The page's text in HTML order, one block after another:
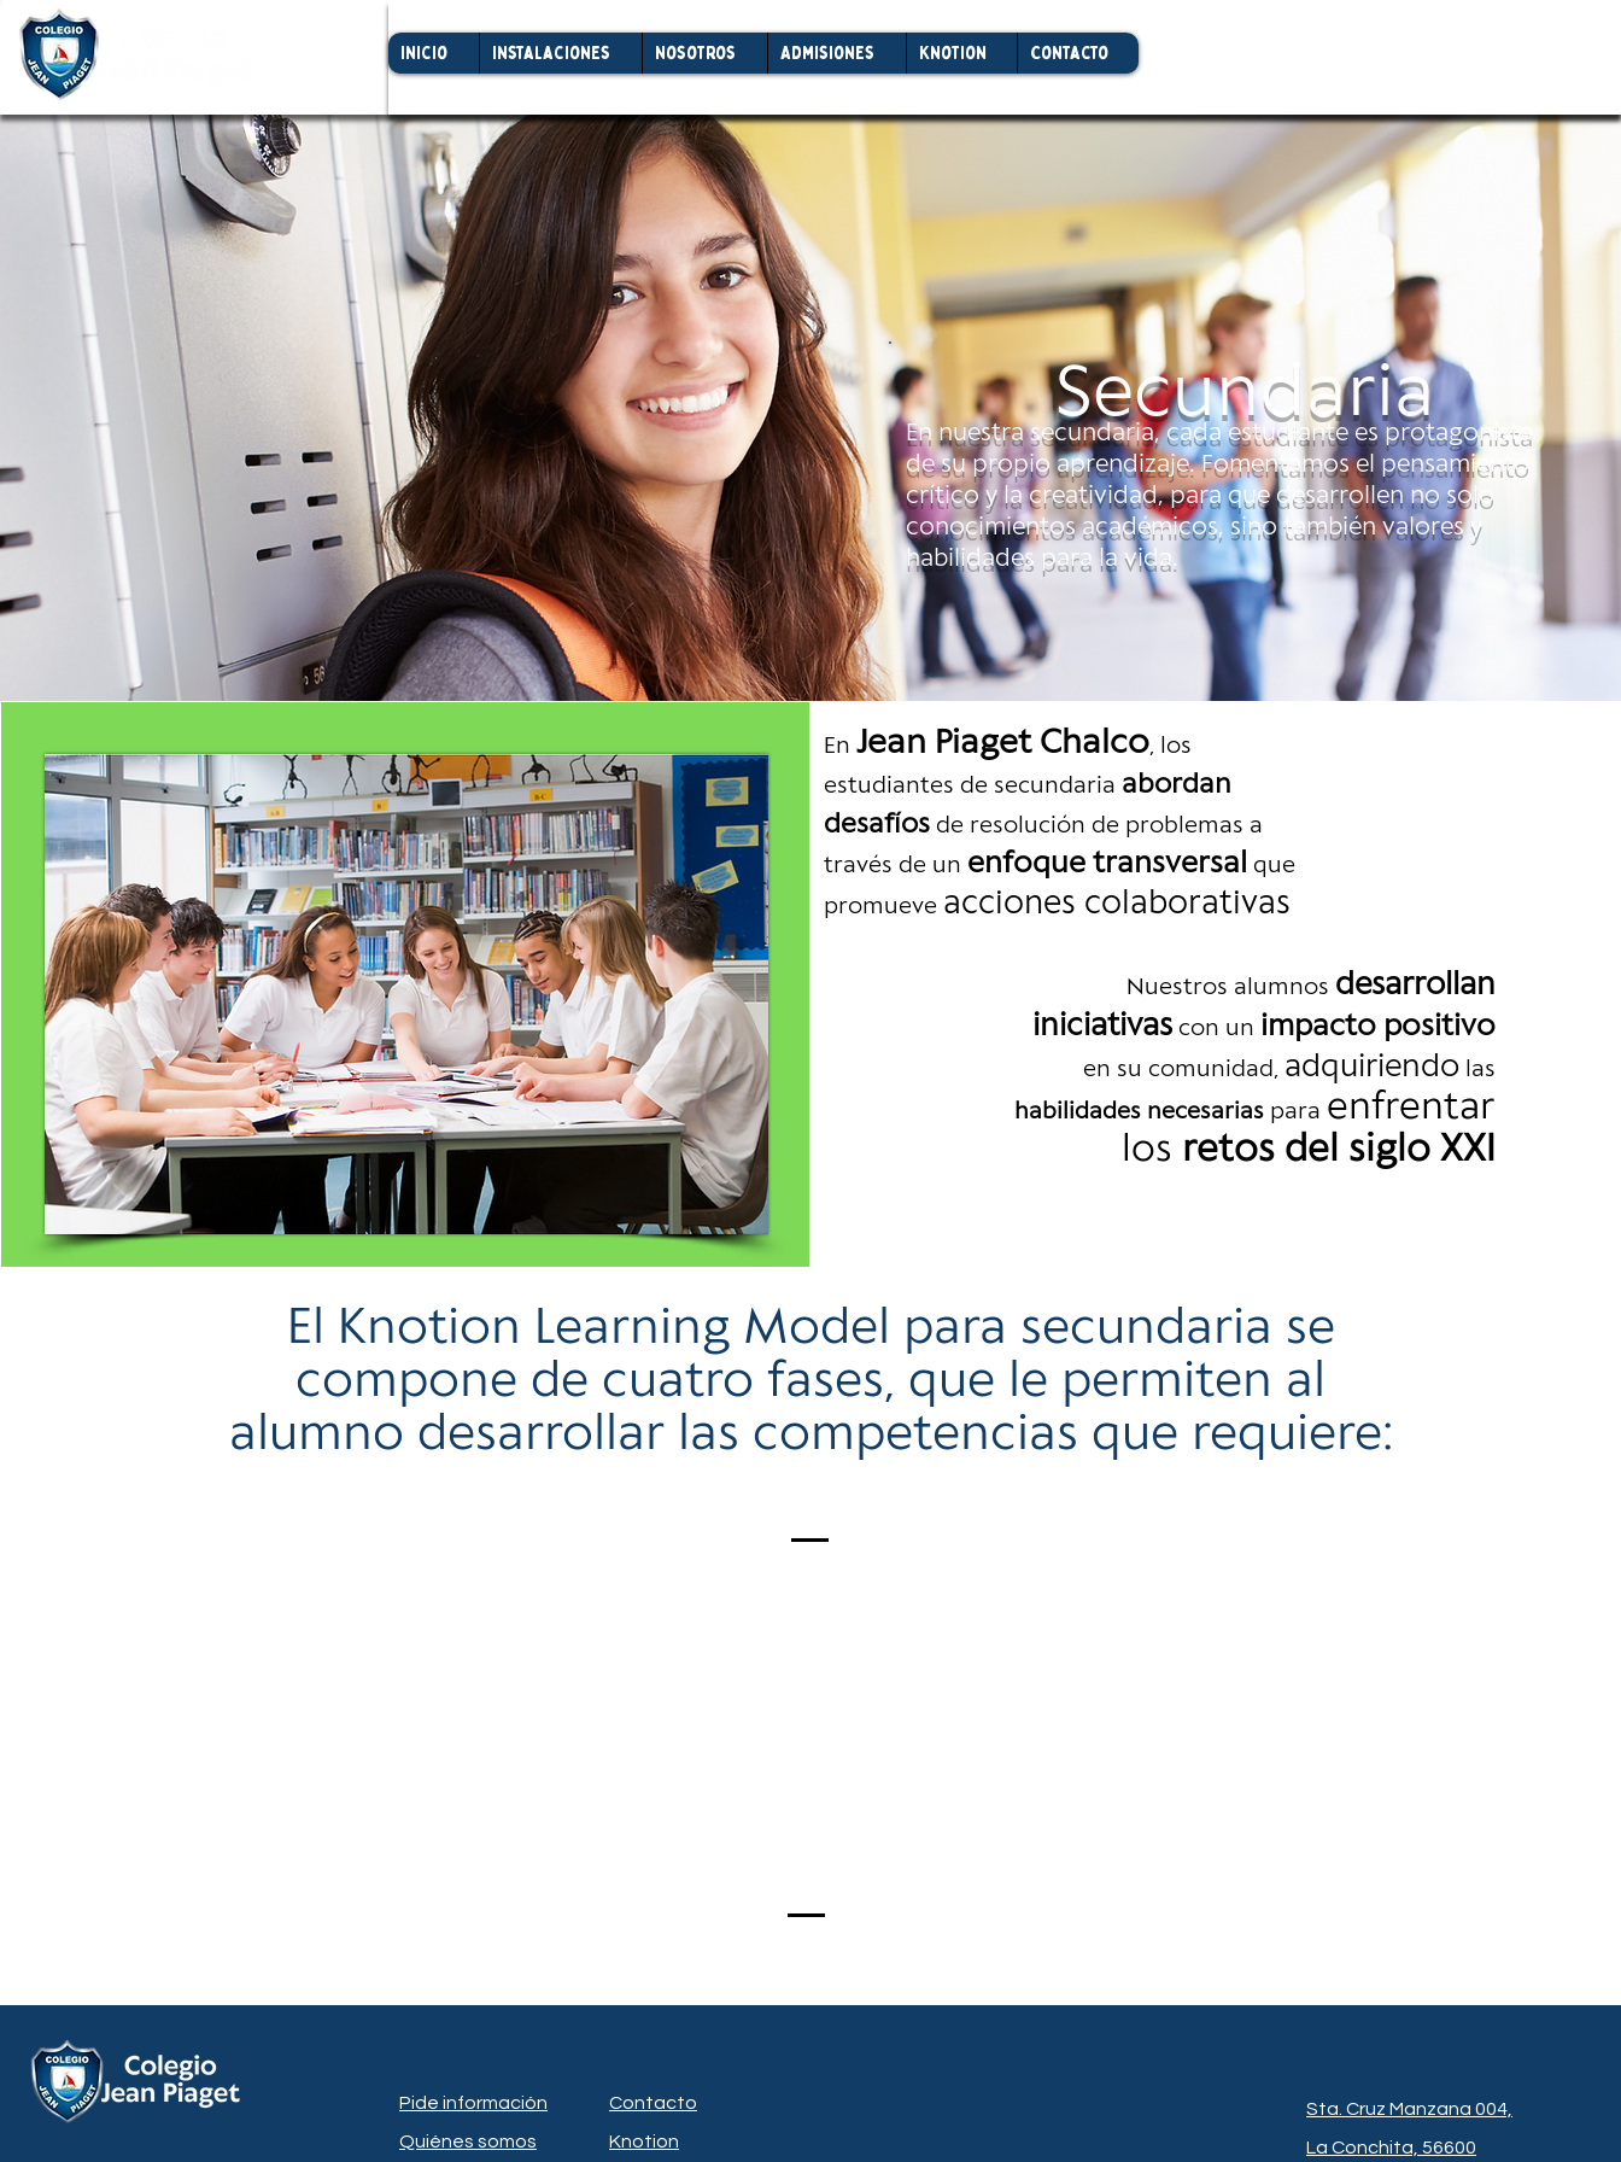
Inicio Instalaciones Nosotros Admisiones Knotion Contacto
Secundaria
En nuestra secundaria, cada estudiante es protagonista
de su propio aprendizaje. Fomentamos el pensamiento
crítico y la creatividad, para que desarrollen no solo
conocimientos académicos, sino también valores y
habilidades para la vida.
EnJean Piaget Chalco, los
estudiantes de secundaria abordan
desafíos de resolución de problemas a
través de un enfoque transversal que
promueve acciones colaborativas
Nuestros alumnos desarrollan
iniciativas con un impacto positivo
en su comunidad, adquiriendo las
habilidades necesarias para enfrentar
los retos del siglo XXI
El Knotion Learning Model para secundaria se
compone de cuatro fases, que le permiten al
alumno desarrollar las competencias que requiere:
Pide información
Quiénes somos
Contacto
Knotion
Sta. Cruz Manzana 004,
La Conchita, 56600